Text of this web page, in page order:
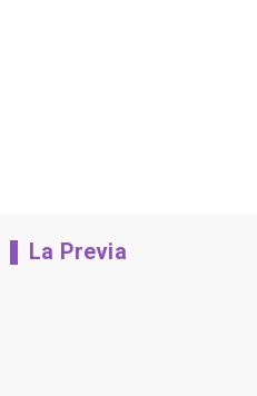
La Previa